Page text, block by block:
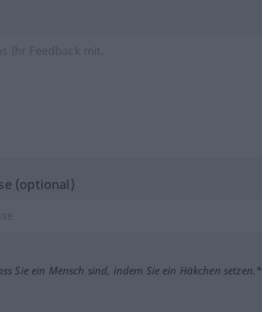
(optional)
Sie ein Mensch sind, indem Sie ein Häkchen setzen.*